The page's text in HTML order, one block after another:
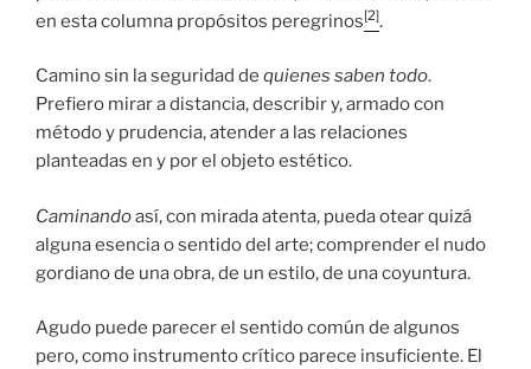
en esta columna propósitos peregrinos[2].
Camino sin la seguridad de quienes saben todo.
Prefiero mirar a distancia, describir y, armado con
método y prudencia, atender a las relaciones
planteadas en y por el objeto estético.
Caminandoasí, con mirada atenta, pueda otear quizá
alguna esencia o sentido del arte; comprender el nudo
gordiano de una obra, de un estilo, de una coyuntura.
Agudo puede parecer el sentido común de algunos
pero, como instrumento crítico parece insuficiente. El